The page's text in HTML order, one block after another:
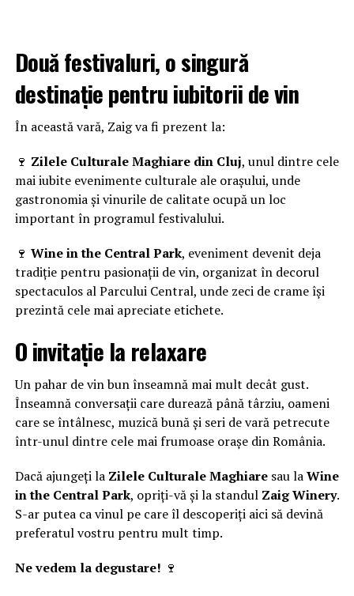
Două festivaluri, o singură
destinație pentru iubitorii de vin
În această vară, Zaig va fi prezent la:
🍷 Zilele Culturale Maghiare din Cluj, unul dintre cele
mai iubite evenimente culturale ale orașului, unde
gastronomia și vinurile de calitate ocupă un loc
important în programul festivalului.
🍷 Wine in the Central Park, eveniment devenit deja
tradiție pentru pasionații de vin, organizat în decorul
spectaculos al Parcului Central, unde zeci de crame își
prezintă cele mai apreciate etichete.
O invitație la relaxare
Un pahar de vin bun înseamnă mai mult decât gust.
Înseamnă conversații care durează până târziu, oameni
care se întâlnesc, muzică bună și seri de vară petrecute
într-unul dintre cele mai frumoase orașe din România.
Dacă ajungeți la Zilele Culturale Maghiaresau laWine
in the Central Park, opriți-vă și la standul Zaig Winery.
S-ar putea ca vinul pe care îl descoperiți aici să devină
preferatul vostru pentru mult timp.
Ne vedem la degustare! 🍷